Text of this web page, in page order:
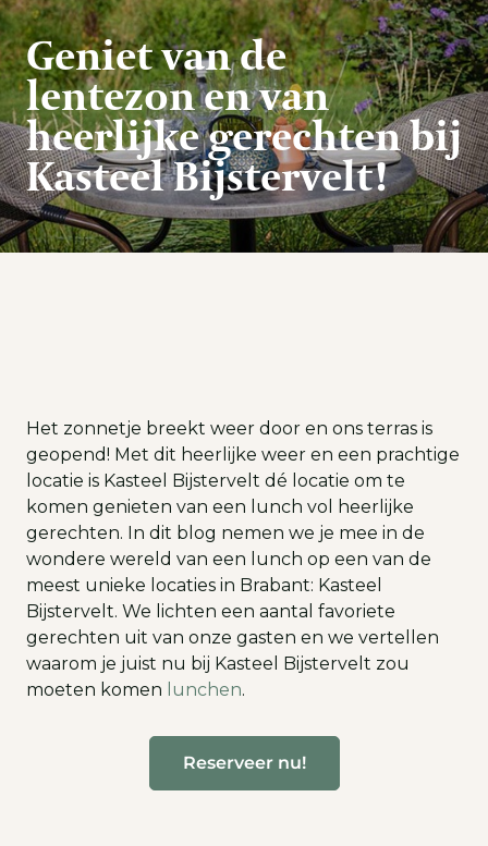
Geniet van de
lentezon en van
heerlijke gerechten bij
Kasteel Bijstervelt!
Het zonnetje breekt weer door en ons terras is
geopend! Met dit heerlijke weer en een prachtige
locatie is Kasteel Bijstervelt dé locatie om te
komen genieten van een lunch vol heerlijke
gerechten. In dit blog nemen we je mee in de
wondere wereld van een lunch op een van de
meest unieke locaties in Brabant: Kasteel
Bijstervelt. We lichten een aantal favoriete
gerechten uit van onze gasten en we vertellen
waarom je juist nu bij Kasteel Bijstervelt zou
moeten komen lunchen.
Reserveer nu!